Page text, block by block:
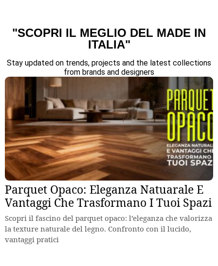
"SCOPRI IL MEGLIO DEL MADE IN
ITALIA"
Stay updated on trends, projects and the latest collections
from brands and designers
Parquet Opaco: Eleganza Natuarale E
Vantaggi Che Trasformano I Tuoi Spazi
Scopri il fascino del parquet opaco: l’eleganza che valorizza
la texture naturale del legno. Confronto con il lucido,
vantaggi pratici